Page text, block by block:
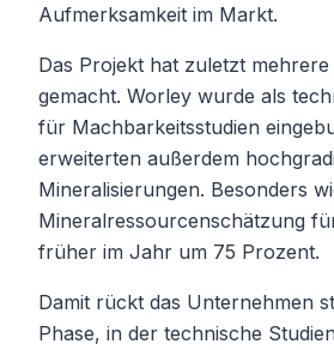
Aufmerksamkeit im Markt.
Das Projekt hat zuletzt
gemacht. Worley wurde als
für Machbarkeitsstudien
erweiterten außerdem
Mineralisierungen. Besonders
Mineralressourcenschätzung
früher im Jahr um 75 Prozent.
Damit rückt das Unternehmen
Phase, in der technische